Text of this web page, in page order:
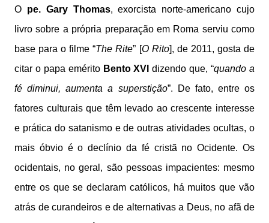
O pe. Gary Thomas, exorcista norte-americano cujo
livro sobre a própria preparação em Roma serviu como
base para o filme “The Rite” [O Rito], de 2011, gosta de
citar o papa emérito Bento XVI dizendo que, “quando a
fé diminui, aumenta a superstição”. De fato, entre os
fatores culturais que têm levado ao crescente interesse
e prática do satanismo e de outras atividades ocultas, o
mais óbvio é o declínio da fé cristã no Ocidente. Os
ocidentais, no geral, são pessoas impacientes: mesmo
entre os que se declaram católicos, há muitos que vão
atrás de curandeiros e de alternativas a Deus, no afã de